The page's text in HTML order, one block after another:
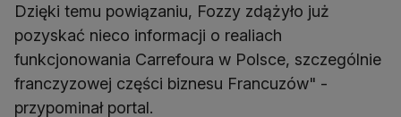
Dzięki temu powiązaniu, Fozzy zdążyło już
pozyskać nieco informacji o realiach
funkcjonowania Carrefoura w Polsce, szczególnie
franczyzowej części biznesu Francuzów" -
przypominał portal.